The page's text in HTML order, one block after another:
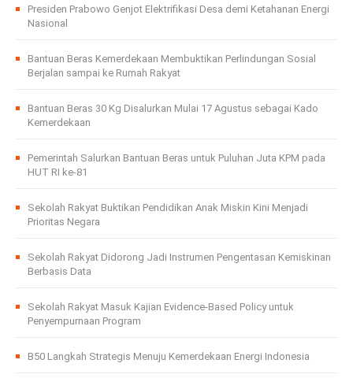
Presiden Prabowo Genjot Elektrifikasi Desa demi Ketahanan Energi
Nasional
Bantuan Beras Kemerdekaan Membuktikan Perlindungan Sosial
Berjalan sampai ke Rumah Rakyat
Bantuan Beras 30 Kg Disalurkan Mulai 17 Agustus sebagai Kado
Kemerdekaan
Pemerintah Salurkan Bantuan Beras untuk Puluhan Juta KPM pada
HUT RI ke-81
Sekolah Rakyat Buktikan Pendidikan Anak Miskin Kini Menjadi
Prioritas Negara
Sekolah Rakyat Didorong Jadi Instrumen Pengentasan Kemiskinan
Berbasis Data
Sekolah Rakyat Masuk Kajian Evidence-Based Policy untuk
Penyempurnaan Program
B50 Langkah Strategis Menuju Kemerdekaan Energi Indonesia